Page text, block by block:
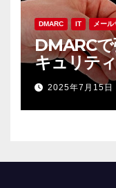
DMARC IT メー
DMARCで
キュリテ
2025年7月15日